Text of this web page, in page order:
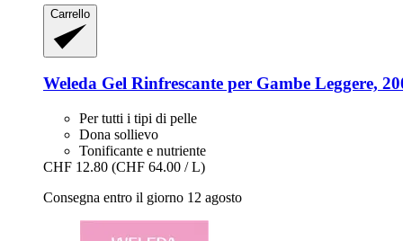
Carrello
Weleda Gel Rinfrescante per Gambe Leggere,
Per tutti i tipi di pelle
Dona sollievo
Tonificante e nutriente
CHF 12.80 (CHF 64.00 / L)
Consegna entro il giorno 12 agosto